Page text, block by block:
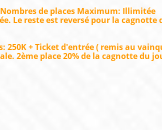
de places Maximum: Illimitée
Le reste est reversé pour la
250K + Ticket d'entrée ( remis au
2ème place 20% de la cagnotte du